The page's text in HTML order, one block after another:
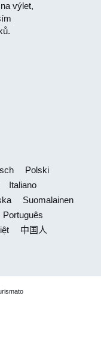
výlet,
Polski
Italiano
Suomalainen
Português
中国人